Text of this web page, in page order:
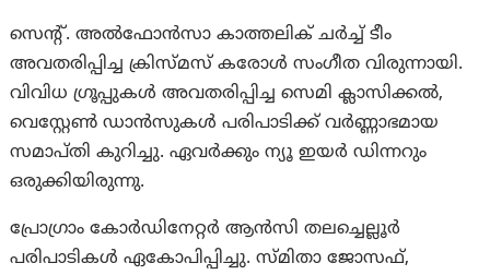
സെന്റ്. അൽഫോൻസാ കാത്തലിക് ചർച്ച് ടീം
അവതരിപ്പിച്ച ക്രിസ്മസ് കരോൾ സംഗീത വിരുന്നായി.
വിവിധ ഗ്രൂപ്പുകൾ അവതരിപ്പിച്ച സെമി ക്ലാസിക്കൽ,
വെസ്റ്റേൺ ഡാൻസുകൾ പരിപാടിക്ക് വർണ്ണാഭമായ
സമാപ്തി കുറിച്ചു. ഏവർക്കും ന്യൂ ഇയർ ഡിന്നറും
ഒരുക്കിയിരുന്നു.
പ്രോഗ്രാം കോർഡിനേറ്റർ ആൻസി തലച്ചെല്ലൂർ
പരിപാടികൾ ഏകോപിപ്പിച്ചു. സ്മിതാ ജോസഫ്,